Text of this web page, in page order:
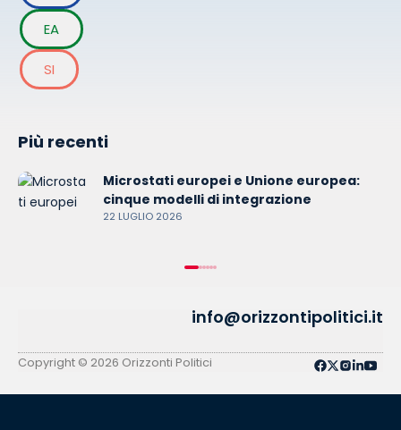
EA
SI
Più recenti
Microstati europei e Unione europea:
cinque modelli di integrazione
22 LUGLIO 2026
info@orizzontipolitici.it
Copyright © 2026 Orizzonti Politici